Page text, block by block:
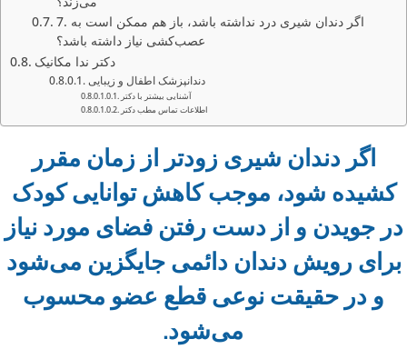
7. اگر دندان شیری درد نداشته باشد، باز هم ممکن است به
عصب‌کشی نیاز داشته باشد؟
دکتر ندا مکانیک
دندانپزشک اطفال و زیبایی
آشنایی بیشتر با دکتر
اگر دندان شیری زودتر از زمان مقرر
کشیده شود، موجب کاهش توانایی کودک
در جویدن و از دست رفتن فضای مورد نیاز
برای رویش دندان دائمی جایگزین می‌شود
و در حقیقت نوعی قطع عضو محسوب
می‌شود.